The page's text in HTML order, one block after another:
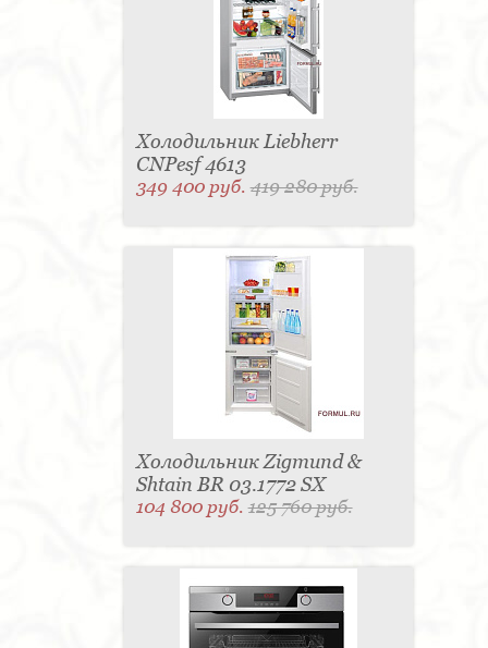
Панель настенная для TV - 4
Кассетница - 3Держатель для
туалетной бумаги - 3Поднос - 3
Мыльница - 3
Кухня - 2Стиральная машина - 2
Тумба - 2
Карниз для штор - 2
Газетница - 2
Крючок - 2Полотенцесушитель - 2
Розетка - 2Игрушка - 1
Мясорубка - 1Съемник для одежды - 1
Выдвижная система - 1
Ведро для мусора - 1
Игрушка - 1Игрушка - 1
Держатель для одежды - 1
Ширма - 1
Микроволновая печь - 1Кондиционер - 1
Душевая кабина - 1Буфет - 1
Игрушка - 1Игрушка - 1
Игрушка - 1
Игрушка - 1
Подогреватель посуды - 1Игрушка - 1
Холодильник Liebherr
CNPesf 4613
349 400 руб.419 280 руб.
Холодильник Zigmund &
Shtain BR 03.1772 SX
104 800 руб.125 760 руб.